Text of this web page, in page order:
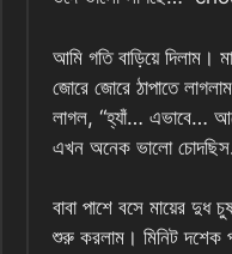
আমি গতি বাড়িয়ে দিলাম।
জোরে জোরে ঠাপাতে
লাগল, “হ্যাঁ… এভাবে…
এখন অনেক ভালো
বাবা পাশে বসে মায়ের
শুরু করলাম। মিনিট দশেক